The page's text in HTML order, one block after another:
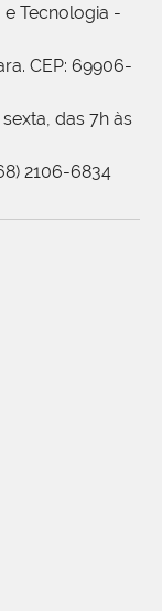
e Tecnologia -
CEP: 69906-
das 7h às
2106-6834